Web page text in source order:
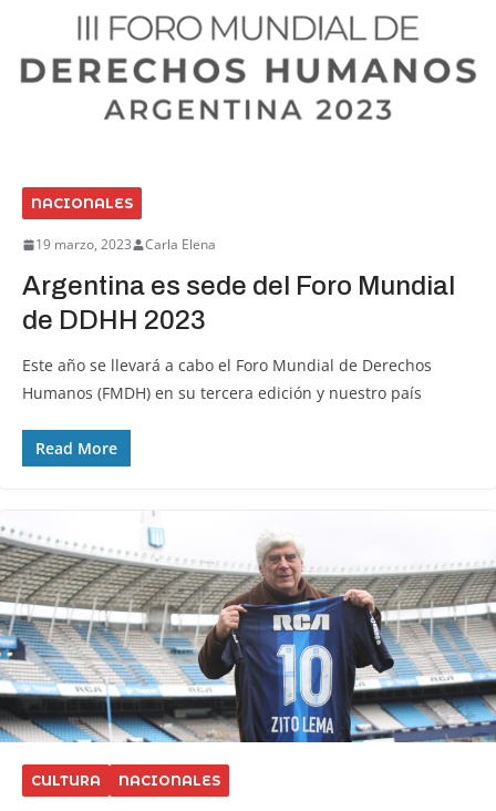
NACIONALES
19 marzo, 2023 Carla Elena
Argentina es sede del Foro Mundial
de DDHH 2023
Este año se llevará a cabo el Foro Mundial de Derechos
Humanos (FMDH) en su tercera edición y nuestro país
Read More
CULTURA NACIONALES